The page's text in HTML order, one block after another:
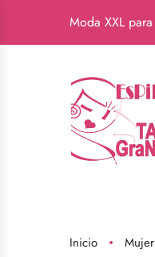
Moda XXL
Inicio Mujer